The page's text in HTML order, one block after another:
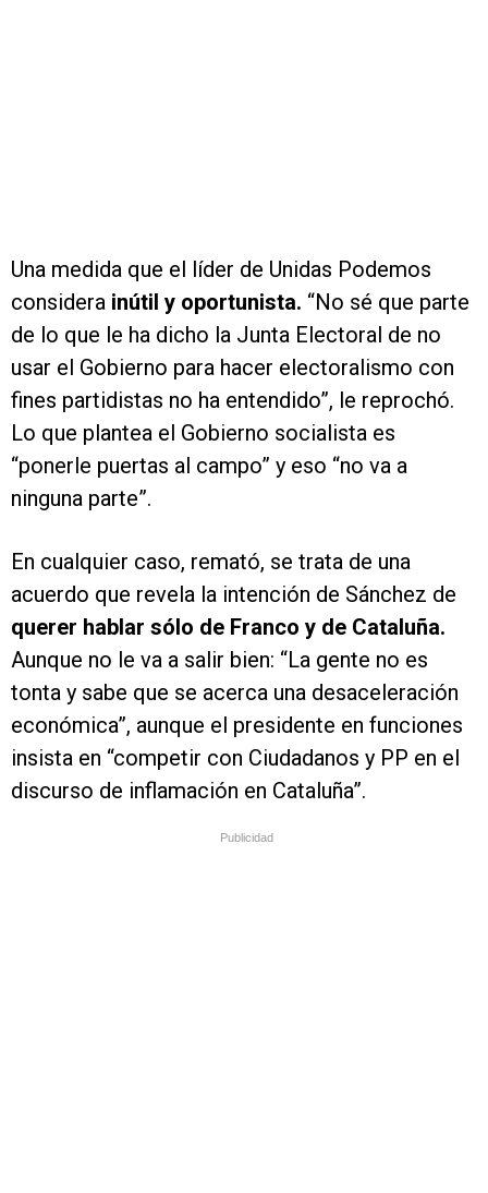
Una medida que el líder de Unidas Podemos
considera inútil y oportunista. “No sé que parte
de lo que le ha dicho la Junta Electoral de no
usar el Gobierno para hacer electoralismo con
fines partidistas no ha entendido”, le reprochó.
Lo que plantea el Gobierno socialista es
“ponerle puertas al campo” y eso “no va a
ninguna parte”.
En cualquier caso, remató, se trata de una
acuerdo que revela la intención de Sánchez de
querer hablar sólo de Franco y de Cataluña.
Aunque no le va a salir bien: “La gente no es
tonta y sabe que se acerca una desaceleración
económica”, aunque el presidente en funciones
insista en “competir con Ciudadanos y PP en el
discurso de inflamación en Cataluña”.
Publicidad